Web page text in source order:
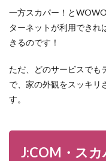
よくある
質問
一方スカパー！と
ターネットが利用できれ
きるのです！
ただ、どのサービスでも
で、家の外観をスッキリ
す。
J:COM・ス